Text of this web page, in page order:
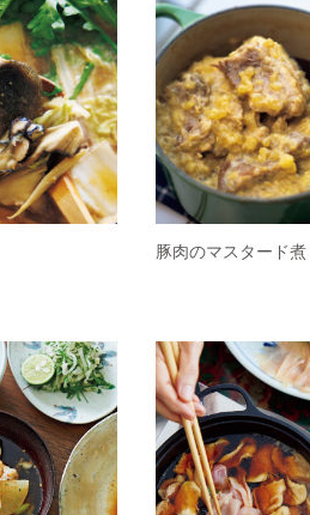
豚肉のマスタード煮